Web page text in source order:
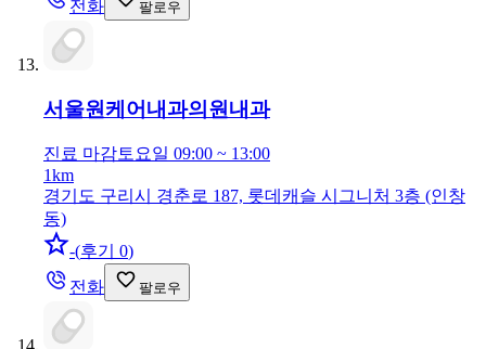
전화 팔로우
서울원케어내과의원 내과
진료 마감토요일 09:00 ~ 13:00
1km
경기도 구리시 경춘로 187, 롯데캐슬 시그니처 3층 (인창
동)
-(후기 0)
전화
팔로우